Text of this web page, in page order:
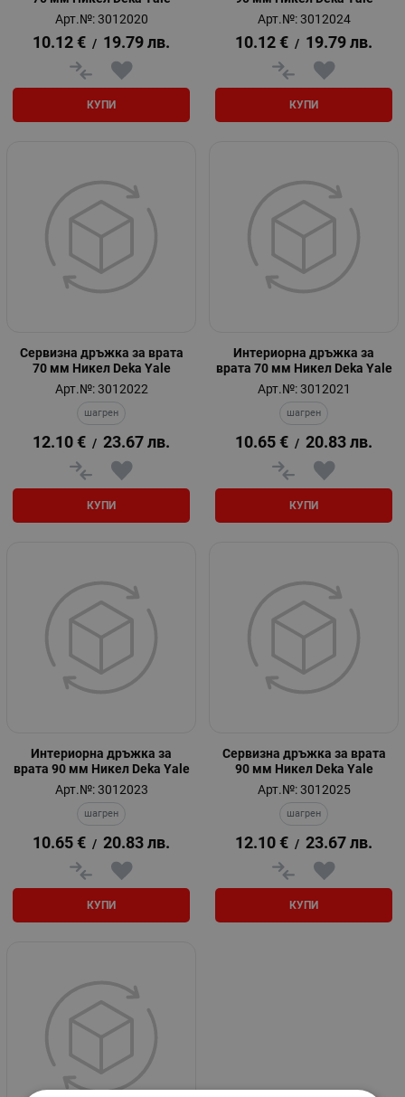
Арт.№: 3012020
10.12 € / 19.79 лв.
КУПИ
Арт.№: 3012024
10.12 € / 19.79 лв.
КУПИ
Сервизна дръжка за врата
70 мм Никел Deka Yale
Арт.№: 3012022
шагрен
12.10 € / 23.67 лв.
КУПИ
Интериорна дръжка за
врата 70 мм Никел Deka Yale
Арт.№: 3012021
шагрен
10.65 € / 20.83 лв.
КУПИ
Интериорна дръжка за
врата 90 мм Никел Deka Yale
Арт.№: 3012023
шагрен
10.65 € / 20.83 лв.
КУПИ
Сервизна дръжка за врата
90 мм Никел Deka Yale
Арт.№: 3012025
шагрен
12.10 € / 23.67 лв.
КУПИ